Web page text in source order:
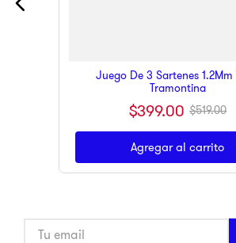
Juego De 3 Sartenes 1.2Mm
Tramontina
$399.00 $519.00
Agregar al carrito